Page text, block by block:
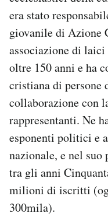
era stato
giovanile di Azione
associazione di
oltre 150 anni e ha
cristiana di persone
collaborazione con
rappresentanti. Ne
esponenti politici e
nazionale, e nel
tra gli anni
milioni di iscritti
300mila).